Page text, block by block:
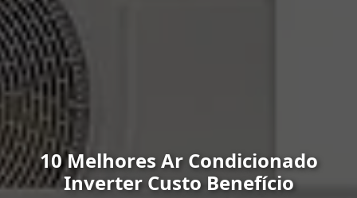
10 Melhores Ar Condicionado
Inverter Custo Benefício